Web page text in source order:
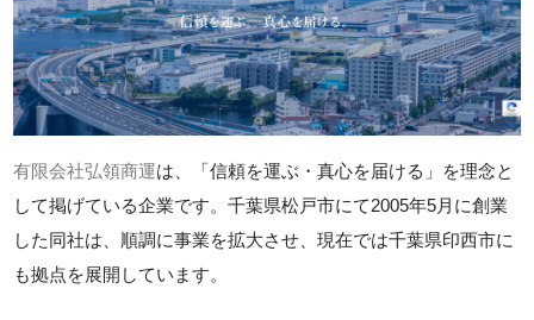
有限会社弘領商運は、「信頼を運ぶ・真心を届ける」を理念と
して掲げている企業です。千葉県松戸市にて2005年5月に創業
した同社は、順調に事業を拡大させ、現在では千葉県印西市に
も拠点を展開しています。